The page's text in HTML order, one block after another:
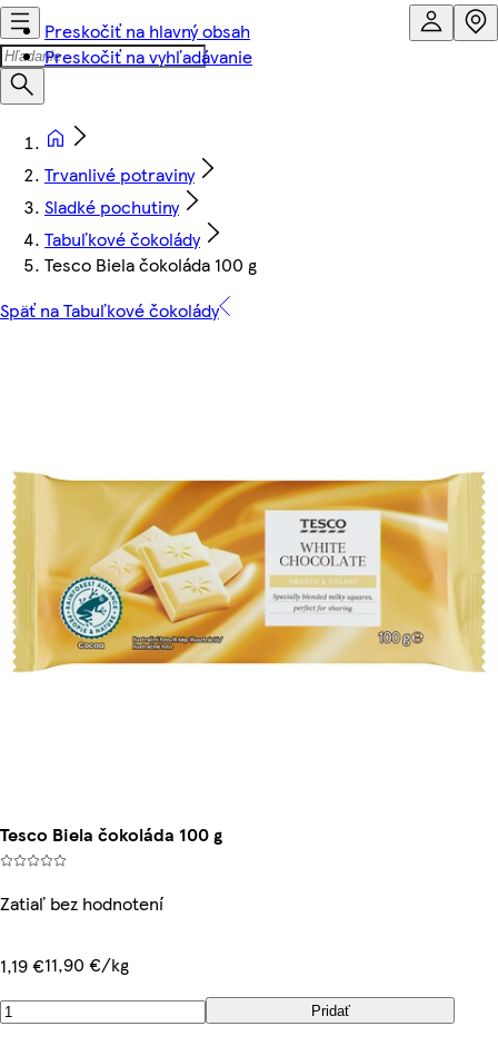
Preskočiť na hlavný obsah
Preskočiť na vyhľadávanie
Trvanlivé potraviny
Sladké pochutiny
Tabuľkové čokolády
Tesco Biela čokoláda 100 g
Späť na Tabuľkové čokolády
Tesco Biela čokoláda 100 g
Zatiaľ bez hodnotení
1,19 €11,90 €/kg
Pridať